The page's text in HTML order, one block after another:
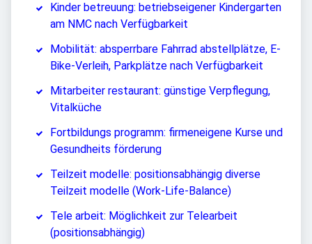
Kinder betreuung: betriebseigener Kindergarten
am NMC nach Verfügbarkeit
Mobilität: absperrbare Fahrrad abstellplätze, E-
Bike-Verleih, Parkplätze nach Verfügbarkeit
Mitarbeiter restaurant: günstige Verpflegung,
Vitalküche
Fortbildungs programm: firmeneigene Kurse und
Gesundheits förderung
Teilzeit modelle: positionsabhängig diverse
Teilzeit modelle (Work-Life-Balance)
Tele arbeit: Möglichkeit zur Telearbeit
(positionsabhängig)